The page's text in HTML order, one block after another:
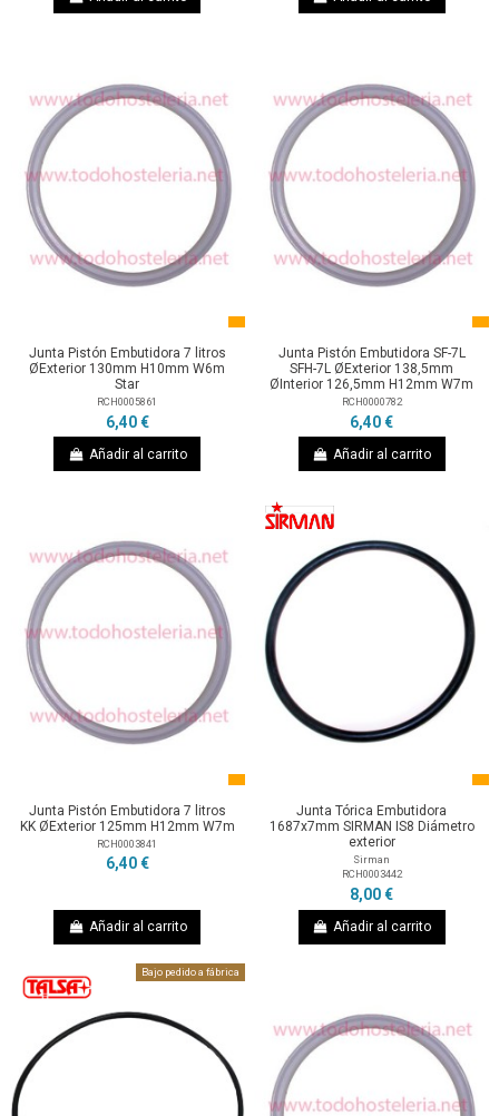
Junta Pistón Embutidora 7 litros
ØExterior 130mm H10mm W6m
Star
RCH0005861
6,40 €
Añadir al carrito
Junta Pistón Embutidora SF-7L
SFH-7L ØExterior 138,5mm
ØInterior 126,5mm H12mm W7m
RCH0000782
6,40 €
Añadir al carrito
Junta Pistón Embutidora 7 litros
KK ØExterior 125mm H12mm W7m
RCH0003841
6,40 €
Añadir al carrito
Junta Tórica Embutidora
1687x7mm SIRMAN IS8 Diámetro
exterior
Sirman
RCH0003442
8,00 €
Añadir al carrito
Bajo pedido a fábrica